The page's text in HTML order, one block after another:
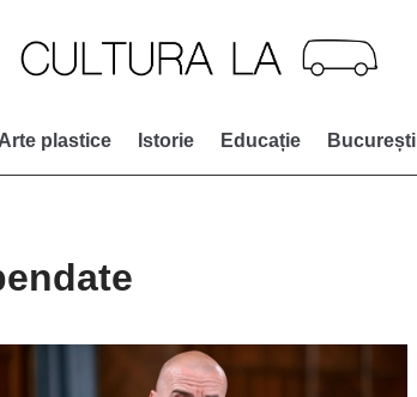
Arte plastice Istorie Educație București